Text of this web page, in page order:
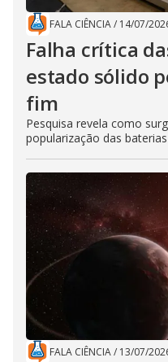
FALA CIÊNCIA/ 14/07/
Falha crítica
estado sólido
fim
Pesquisa revela como
popularização das
FALA CIÊNCIA/ 13/07/